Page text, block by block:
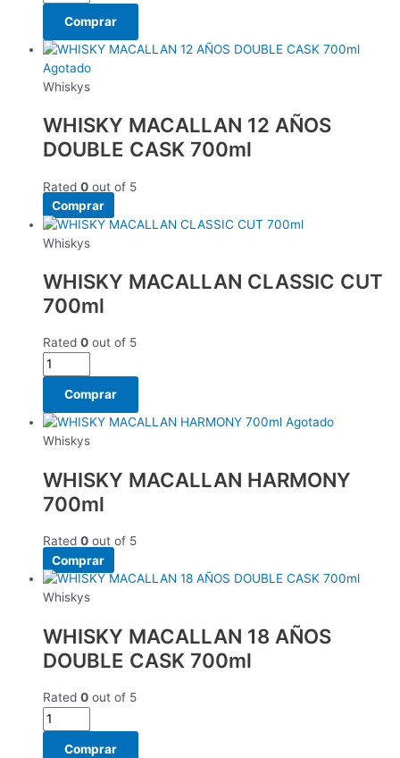
Comprar
Agotado
Whiskys
WHISKY MACALLAN 12 AÑOS
DOUBLE CASK 700ml
Rated 0 out of 5
Comprar
Whiskys
WHISKY MACALLAN CLASSIC CUT
700ml
Rated 0 out of 5
Comprar
Agotado
Whiskys
WHISKY MACALLAN HARMONY
700ml
Rated 0 out of 5
Comprar
Whiskys
WHISKY MACALLAN 18 AÑOS
DOUBLE CASK 700ml
Rated 0 out of 5
Comprar